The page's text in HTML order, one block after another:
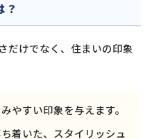
？
だけでなく、住まいの印象
やすい印象を与えます。
着いた、スタイリッシュ